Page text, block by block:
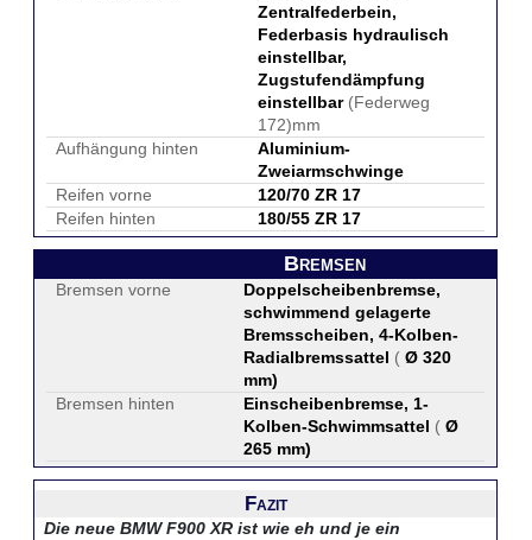
Zentralfederbein,
Federbasis hydraulisch
einstellbar,
Zugstufendämpfung
einstellbar(Federweg
172)mm
Aufhängung hinten
Aluminium-
Zweiarmschwinge
Reifen vorne
120/70 ZR 17
Reifen hinten
180/55 ZR 17
Bremsen
Bremsen vorne
Doppelscheibenbremse,
schwimmend gelagerte
Bremsscheiben, 4-Kolben-
Radialbremssattel ( Ø 320
mm)
Bremsen hinten
Einscheibenbremse, 1-
Kolben-Schwimmsattel ( Ø
265 mm)
Fazit
Die neue BMW F900 XR ist wie eh und je ein